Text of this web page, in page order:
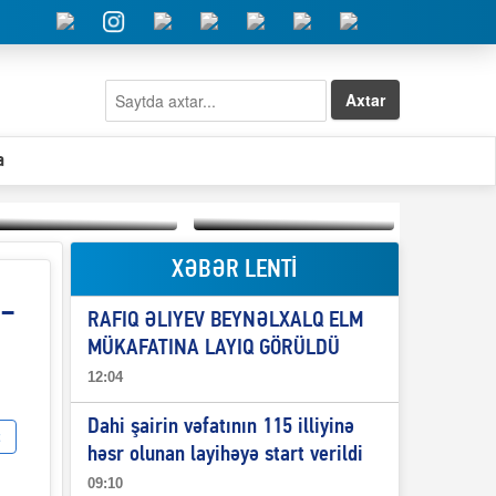
Axtar
“Qeyri-səlis məntiq və
dil-nitq” elmimizə
Elşad Abdullayevin
erməniləri
maliyyələşdirən oğlu
niyə Azərbaycana
ekstradisiya olunmur?
XƏBƏR LENTİ
RAFIQ ƏLIYEV BEYNƏLXALQ ELM
MÜKAFATINA LAYIQ GÖRÜLDÜ
12:04
Dahi şairin vəfatının 115 illiyinə
həsr olunan layihəyə start verildi
09:10